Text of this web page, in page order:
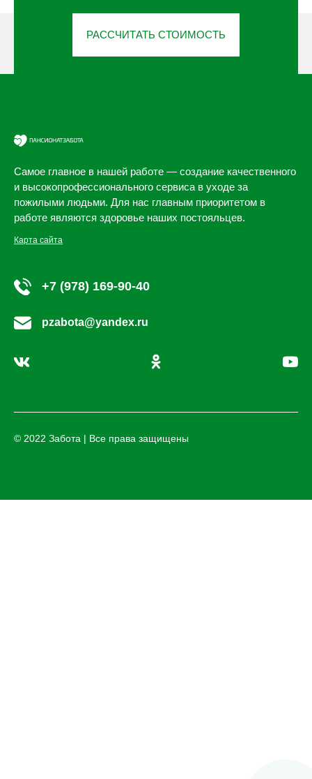
РАССЧИТАТЬ СТОИМОСТЬ
Самое главное в нашей работе — создание качественного
и высокопрофессионального сервиса в уходе за
пожилыми людьми. Для нас главным приоритетом в
работе являются здоровье наших постояльцев.
Карта сайта
+7 (978) 169-90-40
pzabota@yandex.ru
© 2022 Забота | Все права защищены